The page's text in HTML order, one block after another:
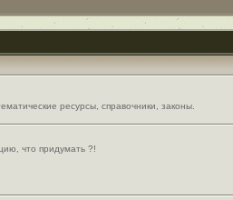
ресурсы, справочники, законы.
что придумать ?!